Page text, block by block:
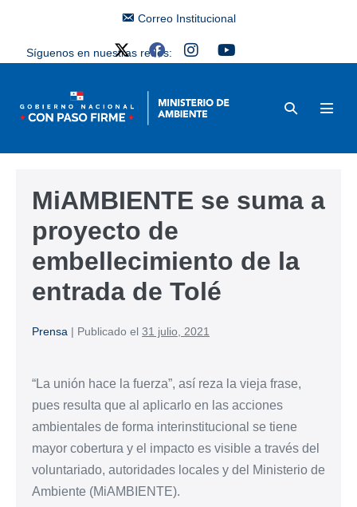
Correo Institucional
Síguenos en nuestras redes:
MiAMBIENTE se suma a
proyecto de
embellecimiento de la
entrada de Tolé
Prensa | Publicado el 31 julio, 2021
“La unión hace la fuerza”, así reza la vieja frase,
pues resulta que al aplicarlo en las acciones
ambientales de forma interinstitucional se tiene
mayor cobertura y el impacto es visible a través del
voluntariado, autoridades locales y del Ministerio de
Ambiente (MiAMBIENTE).